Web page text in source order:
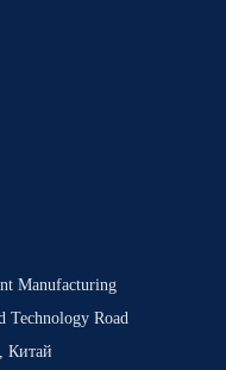
Manufacturing
Technology Road
Китай